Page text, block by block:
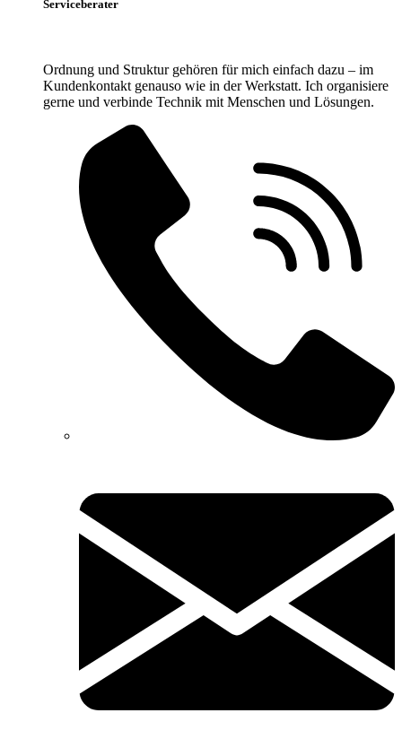
Serviceberater
Ordnung und Struktur gehören für mich einfach dazu – im
Kundenkontakt genauso wie in der Werkstatt. Ich organisiere
gerne und verbinde Technik mit Menschen und Lösungen.